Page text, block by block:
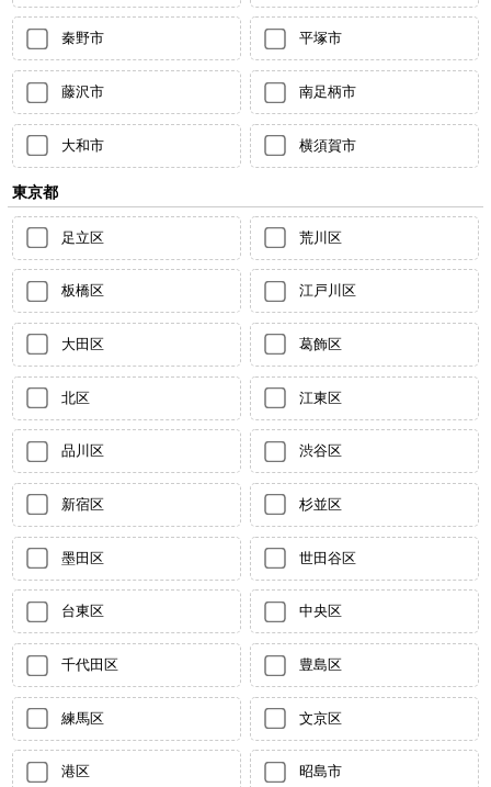
秦野市 平塚市
藤沢市 南足柄市
大和市 横須賀市
東京都
足立区 荒川区
板橋区 江戸川区
大田区 葛飾区
北区 江東区
品川区 渋谷区
新宿区 杉並区
墨田区 世田谷区
台東区 中央区
千代田区 豊島区
練馬区 文京区
港区 昭島市